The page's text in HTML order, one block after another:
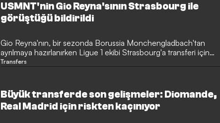
USMNT'nin Gio Reyna'sının Strasbourg ile
görüştüğü bildirildi
Gio Reyna'nın, bir sezonda Borussia Monchengladbach'tan
ayrılmaya hazırlanırken Ligue 1 ekibi Strasbourg'a transferi için
görüşmeler yaptığı bildirildi. USMNT yıldızı kısa süre önce takımın
başlamadan önce takımdan ayrılması bekleniyor.
Transfers
Büyük transferde son gelişmeler: Diomande,
Real Madrid için riskten kaçınıyor